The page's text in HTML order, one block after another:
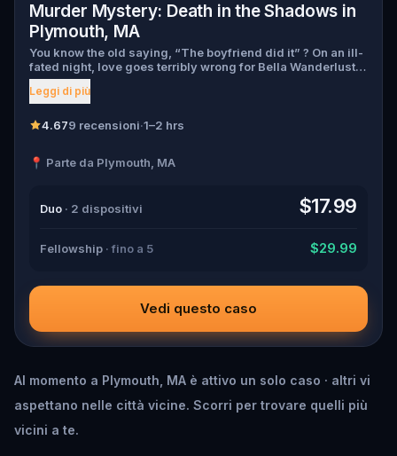
Murder Mystery: Death in the Shadows in
Plymouth, MA
You know the old saying, “The boyfriend did it” ? On an ill-
fated night, love goes terribly wrong for Bella Wanderlust
and Walter Bridges . Bella, a famous travel blogger, was
found dead during a ghost tour led by the theatrical Percy
Walter, the obsessed boyfriend? Percy, the ghost tour
suspects, and expose the real murderer before they strike
Leggi di più
4.679 recensioni·1–2 hrs
📍 Parte da Plymouth, MA
Duo · 2 dispositivi $17.99
Fellowship · fino a 5 $29.99
Vedi questo caso
Al momento a Plymouth, MA è attivo un solo caso · altri vi
aspettano nelle città vicine. Scorri per trovare quelli più
vicini a te.